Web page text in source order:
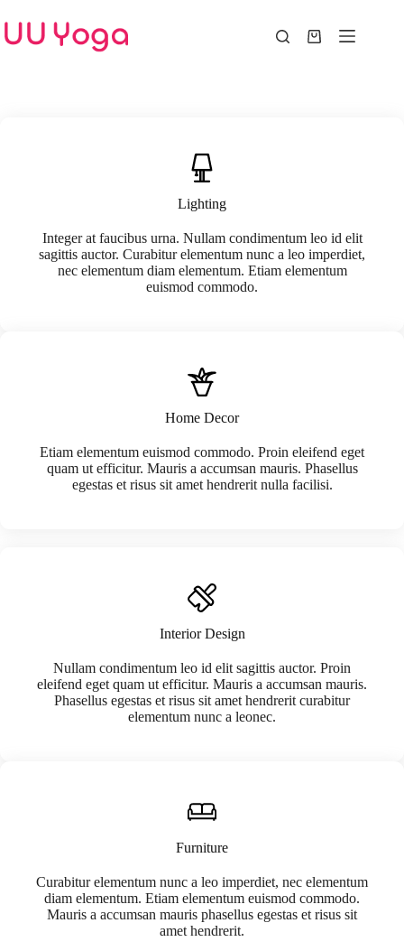
to
content
Shopping
Lighting
Integer at faucibus urna. Nullam condimentum leo id elit
sagittis auctor. Curabitur elementum nunc a leo imperdiet,
nec elementum diam elementum. Etiam elementum
euismod commodo.
Home Decor
Etiam elementum euismod commodo. Proin eleifend eget
quam ut efficitur. Mauris a accumsan mauris. Phasellus
egestas et risus sit amet hendrerit nulla facilisi.
Interior Design
Nullam condimentum leo id elit sagittis auctor. Proin
eleifend eget quam ut efficitur. Mauris a accumsan mauris.
Phasellus egestas et risus sit amet hendrerit curabitur
elementum nunc a leonec.
Furniture
Curabitur elementum nunc a leo imperdiet, nec elementum
diam elementum. Etiam elementum euismod commodo.
Mauris a accumsan mauris phasellus egestas et risus sit
amet hendrerit.